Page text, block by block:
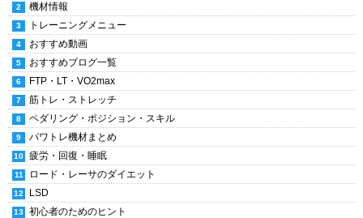
機材情報
トレーニングメニュー
おすすめ動画
おすすめブログ一覧
FTP・LT・VO2max
筋トレ・ストレッチ
ペダリング・ポジション・スキル
パワトレ機材まとめ
疲労・回復・睡眠
ロード・レーサのダイエット
LSD
初心者のためのヒント